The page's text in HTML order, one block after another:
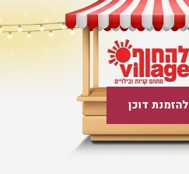
להזמנת דוכן